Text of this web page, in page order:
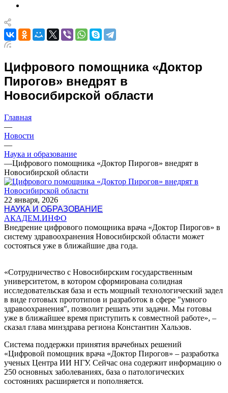
Цифрового помощника «Доктор
Пирогов» внедрят в
Новосибирской области
Главная
—
Новости
—
Наука и образование
—Цифрового помощника «Доктор Пирогов» внедрят в
Новосибирской области
22 января, 2026
НАУКА И ОБРАЗОВАНИЕ
АКАДЕМ.ИНФО
Внедрение цифрового помощника врача «Доктор Пирогов» в
систему здравоохранения Новосибирской области может
состояться уже в ближайшие два года.
«Сотрудничество с Новосибирским государственным
университетом, в котором сформирована солидная
исследовательская база и есть мощный технологический задел
в виде готовых прототипов и разработок в сфере "умного
здравоохранения", позволит решать эти задачи. Мы готовы
уже в ближайшее время приступить к совместной работе», –
сказал глава минздрава региона Константин Хальзов.
Система поддержки принятия врачебных решений
«Цифровой помощник врача «Доктор Пирогов» – разработка
ученых Центра ИИ НГУ. Сейчас она содержит информацию о
250 основных заболеваниях, база о патологических
состояниях расширяется и пополняется.